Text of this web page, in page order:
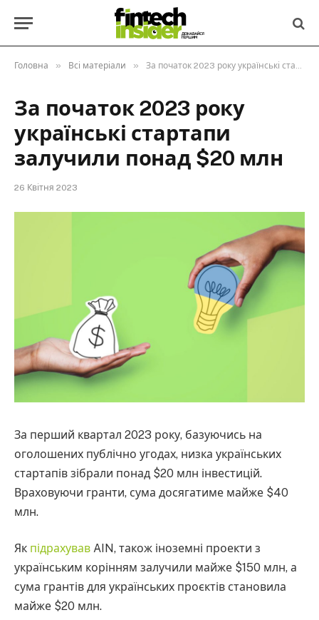
Головна » Всі матеріали » За початок 2023 року українські стартапи залучили понад $20 млн
За початок 2023 року
українські стартапи
залучили понад $20 млн
26 Квітня 2023
За перший квартал 2023 року, базуючись на
оголошених публічно угодах, низка українських
стартапів зібрали понад $20 млн інвестицій.
Враховуючи гранти, сума досягатиме майже $40
млн.
Як підрахував AIN, також іноземні проекти з
українським корінням залучили майже $150 млн, а
сума грантів для українських проєктів становила
майже $20 млн.